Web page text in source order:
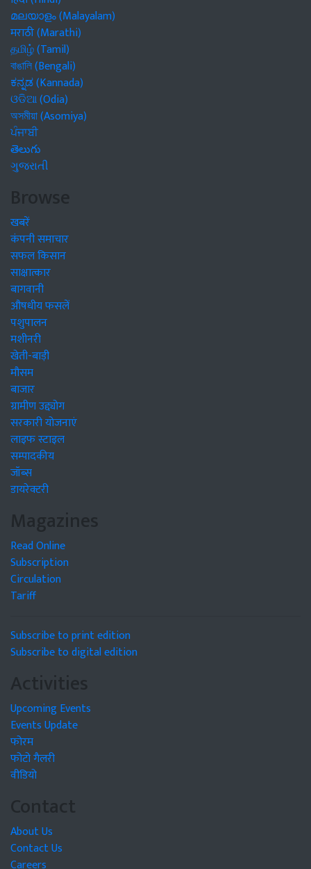
മലയാളം (Malayalam)
मराठी (Marathi)
தமிழ் (Tamil)
বাঙালি (Bengali)
ಕನ್ನಡ (Kannada)
ଓଡିଆ (Odia)
অসমীয়া (Asomiya)
ਪੰਜਾਬੀ
తెలుగు
ગુજરાતી
Browse
खबरें
कंपनी समाचार
सफल किसान
साक्षात्कार
बागवानी
औषधीय फसलें
पशुपालन
मशीनरी
खेती-बाड़ी
मौसम
बाजार
ग्रामीण उद्द्योग
सरकारी योजनाएं
लाइफ स्टाइल
सम्पादकीय
जॉब्स
डायरेक्टरी
Magazines
Read Online
Subscription
Circulation
Tariff
Subscribe to print edition
Subscribe to digital edition
Activities
Upcoming Events
Events Update
फोरम
फोटो गैलरी
वीडियो
Contact
About Us
Contact Us